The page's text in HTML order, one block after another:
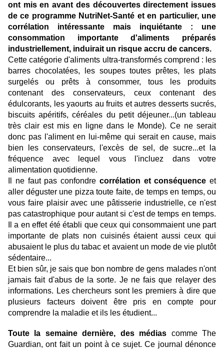
ont mis en avant des découvertes directement issues
de ce programme NutriNet-Santé et en particulier, une
corrélation intéressante mais inquiétante : une
consommation importante d'aliments préparés
industriellement, induirait un risque accru de cancers.
Cette catégorie d'aliments ultra-transformés comprend : les
barres chocolatées, les soupes toutes prêtes, les plats
surgelés ou prêts à consommer, tous les produits
contenant des conservateurs, ceux contenant des
édulcorants, les yaourts au fruits et autres desserts sucrés,
biscuits apéritifs, céréales du petit déjeuner...(un tableau
très clair est mis en ligne dans le Monde). Ce ne serait
donc pas l'aliment en lui-même qui serait en cause, mais
bien les conservateurs, l'excès de sel, de sucre...et la
fréquence avec lequel vous l'incluez dans votre
alimentation quotidienne.
Il ne faut pas confondre corrélation et conséquence et
aller déguster une pizza toute faite, de temps en temps, ou
vous faire plaisir avec une pâtisserie industrielle, ce n'est
pas catastrophique pour autant si c'est de temps en temps.
Il a en effet été établi que ceux qui consommaient une part
importante de plats non cuisinés étaient aussi ceux qui
abusaient le plus du tabac et avaient un mode de vie plutôt
sédentaire...
Et bien sûr, je sais que bon nombre de gens malades n'ont
jamais fait d'abus de la sorte. Je ne fais que relayer des
informations. Les chercheurs sont les premiers à dire que
plusieurs facteurs doivent être pris en compte pour
comprendre la maladie et ils les étudient...
Toute la semaine dernière, des médias comme The
Guardian, ont fait un point à ce sujet. Ce journal dénonce